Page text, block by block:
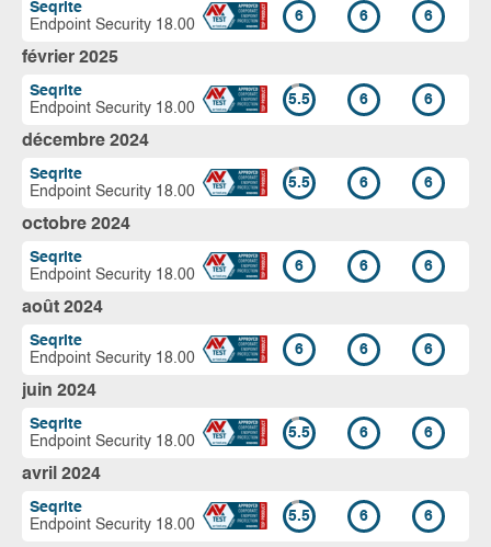
Seqrite
Endpoint Security 18.00
6 6 6
février 2025
Seqrite
Endpoint Security 18.00
5.5 6 6
décembre 2024
Seqrite
Endpoint Security 18.00
5.5 6 6
octobre 2024
Seqrite
Endpoint Security 18.00
6 6 6
août 2024
Seqrite
Endpoint Security 18.00
6 6 6
juin 2024
Seqrite
Endpoint Security 18.00
5.5 6 6
avril 2024
Seqrite
Endpoint Security 18.00
5.5 6 6